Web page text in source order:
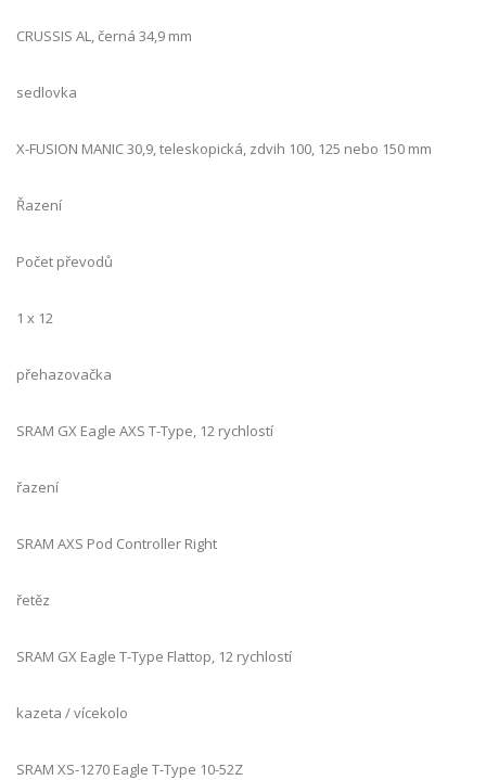
CRUSSIS AL, černá 34,9 mm
sedlovka
X-FUSION MANIC 30,9, teleskopická, zdvih 100, 125 nebo 150 mm
Řazení
Počet převodů
1 x 12
přehazovačka
SRAM GX Eagle AXS T-Type, 12 rychlostí
řazení
SRAM AXS Pod Controller Right
řetěz
SRAM GX Eagle T-Type Flattop, 12 rychlostí
kazeta / vícekolo
SRAM XS-1270 Eagle T-Type 10-52Z